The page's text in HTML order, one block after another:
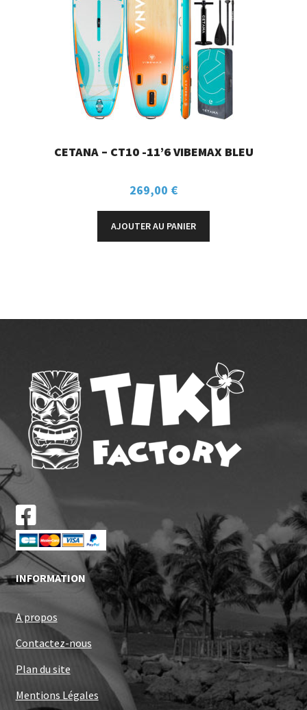
CETANA – CT10 -11’6 VIBEMAX BLEU
269,00 €
AJOUTER AU PANIER
INFORMATION
A propos
Contactez-nous
Plan du site
Mentions Légales